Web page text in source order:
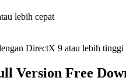
lebih cepat
DirectX 9 atau lebih tinggi
Version Free